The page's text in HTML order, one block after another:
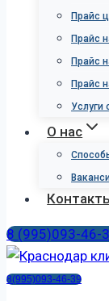
Прайс
Прайс
Прайс
Прайс
Услуги
О нас
8 (995)093-46-
8(995)093-46-39